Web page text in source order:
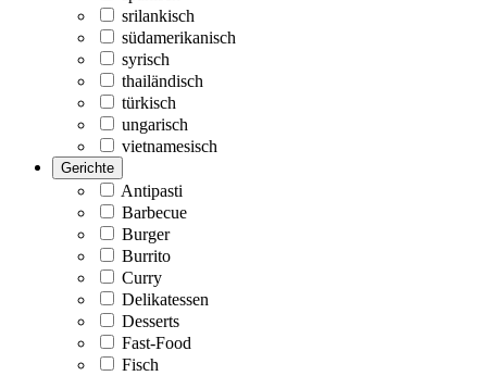
srilankisch
südamerikanisch
syrisch
thailändisch
türkisch
ungarisch
vietnamesisch
Gerichte
Antipasti
Barbecue
Burger
Burrito
Curry
Delikatessen
Desserts
Fast-Food
Fisch